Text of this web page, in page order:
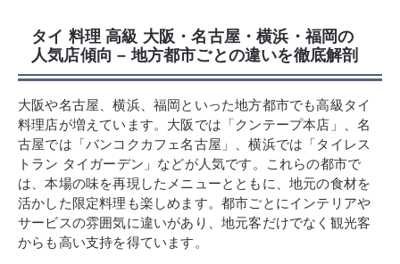
タイ 料理 高級 大阪・名古屋・横浜・福岡の
人気店傾向 – 地方都市ごとの違いを徹底解剖
大阪や名古屋、横浜、福岡といった地方都市でも高級タイ
料理店が増えています。大阪では「クンテープ本店」、名
古屋では「バンコクカフェ名古屋」、横浜では「タイレス
トラン タイガーデン」などが人気です。これらの都市で
は、本場の味を再現したメニューとともに、地元の食材を
活かした限定料理も楽しめます。都市ごとにインテリアや
サービスの雰囲気に違いがあり、地元客だけでなく観光客
からも高い支持を得ています。